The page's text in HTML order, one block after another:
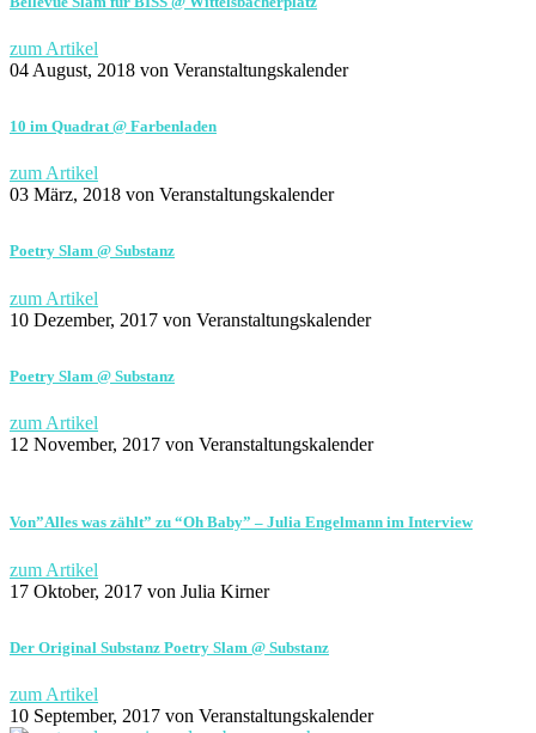
zum Artikel
04 August, 2018 von Veranstaltungskalender
10 im Quadrat @ Farbenladen
zum Artikel
03 März, 2018 von Veranstaltungskalender
Poetry Slam @ Substanz
zum Artikel
10 Dezember, 2017 von Veranstaltungskalender
Poetry Slam @ Substanz
zum Artikel
12 November, 2017 von Veranstaltungskalender
Von”Alles was zählt” zu “Oh Baby” – Julia Engelmann im Interview
zum Artikel
17 Oktober, 2017 von Julia Kirner
Der Original Substanz Poetry Slam @ Substanz
zum Artikel
10 September, 2017 von Veranstaltungskalender